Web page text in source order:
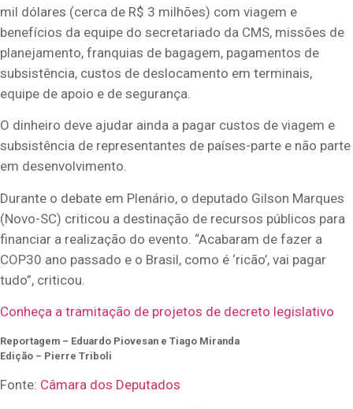
mil dólares (cerca de R$ 3 milhões) com viagem e
benefícios da equipe do secretariado da CMS, missões de
planejamento, franquias de bagagem, pagamentos de
subsistência, custos de deslocamento em terminais,
equipe de apoio e de segurança.
O dinheiro deve ajudar ainda a pagar custos de viagem e
subsistência de representantes de países-parte e não parte
em desenvolvimento.
Durante o debate em Plenário, o deputado Gilson Marques
(Novo-SC) criticou a destinação de recursos públicos para
financiar a realização do evento. “Acabaram de fazer a
COP30 ano passado e o Brasil, como é ‘ricão’, vai pagar
tudo”, criticou.
Conheça a tramitação de projetos de decreto legislativo
Reportagem – Eduardo Piovesan e Tiago Miranda
Edição – Pierre Triboli
Fonte: Câmara dos Deputados